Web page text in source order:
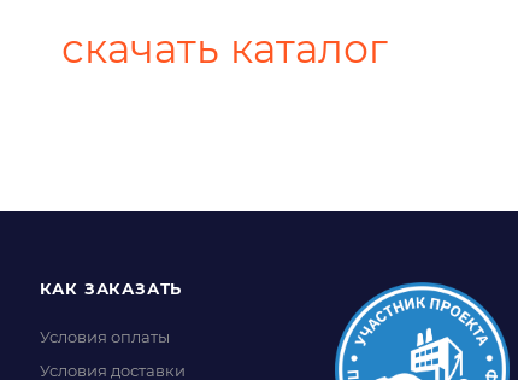
скачать каталог
КАК ЗАКАЗАТЬ
Условия оплаты
Условия доставки